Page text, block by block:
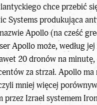
chce przebić
Systems produkująca
Apollo (na cześć
Apollo może, według
20 dronów na
za strzał. Apollo
mniej więcej
przez Izrael systemem